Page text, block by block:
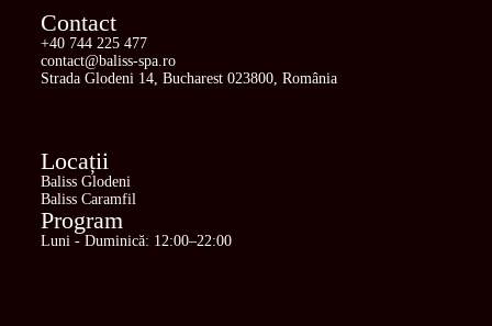
Contact
+40 744 225 477
contact@baliss-spa.ro
Strada Glodeni 14, Bucharest 023800, România
Locații
Baliss Glodeni
Baliss Caramfil
Program
Luni - Duminică: 12:00–22:00